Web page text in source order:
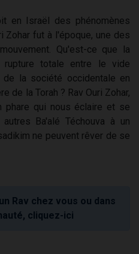
en Israël des phénomènes
Zohar fut à l'époque, une des
Qu'est-ce que la
totale entre le vide
la société occidentale en
de la Torah ? Rav Ouri Zohar,
phare qui nous éclaire et se
Ba'alé Téchouva à un
ne peuvent rêver de se
Rav chez vous ou dans
cliquez-ici